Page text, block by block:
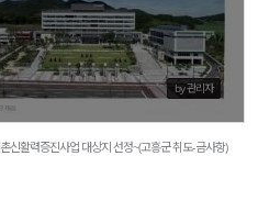
by 관리자
신활력증진사업 대상지 선정~(고흥군 취도-금사항)